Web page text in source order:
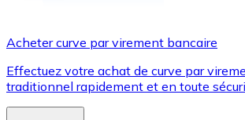
Utilisez les cartes Visa et
Acheter avec carte
Acheter curve par virement bancaire
Effectuez votre achat de curve par
traditionnel rapidement et en toute